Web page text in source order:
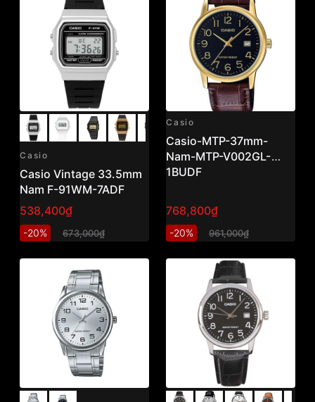
Casio
Casio Vintage 33.5mm
Nam F-91WM-7ADF
538,400₫
-20% 673,000₫
Casio
Casio-MTP-37mm-
Nam-MTP-V002GL-
1BUDF
768,800₫
-20% 961,000₫